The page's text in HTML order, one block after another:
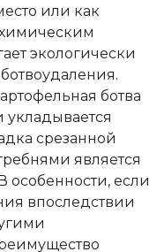
или как
экологически
ботва
укладывается
срезанной
является
если
впоследствии